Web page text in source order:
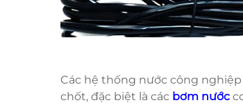
Các hệ thống nước công
chốt, đặc biệt là các bơm nước